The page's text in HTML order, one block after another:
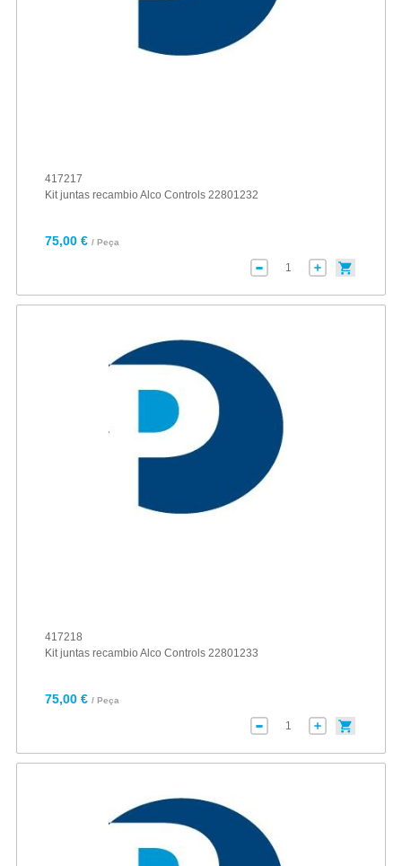
417217
Kit juntas recambio Alco Controls 22801232
75,00 € / Peça
417218
Kit juntas recambio Alco Controls 22801233
75,00 € / Peça